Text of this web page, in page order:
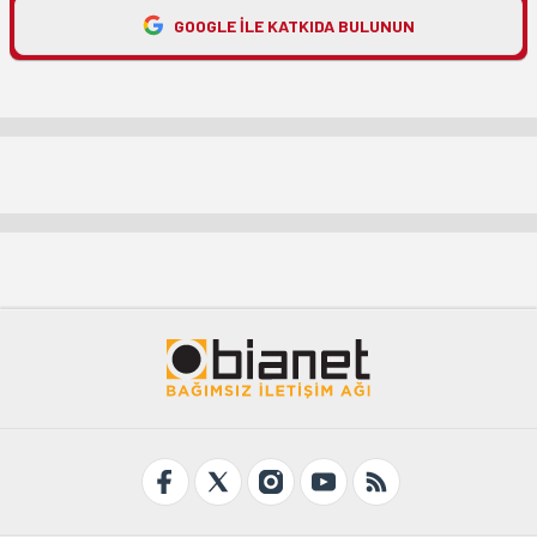
GOOGLE ILE KATKIDA BULUNUN